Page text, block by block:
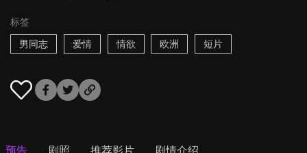
标签
男同志
爱情 情欲 欧洲 短片